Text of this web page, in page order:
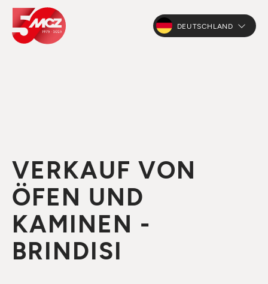
DEUTSCHLAND
VERKAUF VON
ÖFEN UND
KAMINEN -
BRINDISI